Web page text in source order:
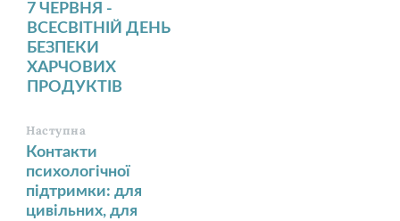
7 ЧЕРВНЯ -
ВСЕСВІТНІЙ ДЕНЬ
БЕЗПЕКИ
ХАРЧОВИХ
ПРОДУКТІВ
Наступна
Контакти
психологічної
підтримки: для
цивільних, для